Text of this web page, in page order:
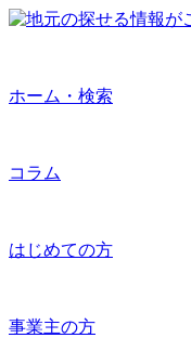
ホーム・検索
コラム
はじめての方
事業主の方